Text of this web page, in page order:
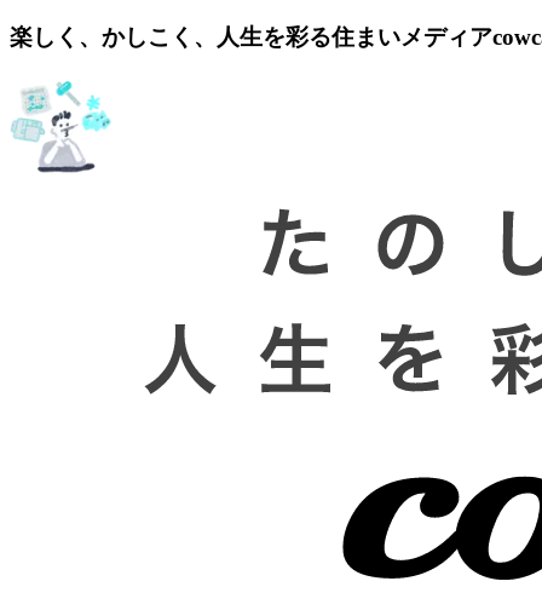
楽しく、かしこく、人生を彩る住まいメディア